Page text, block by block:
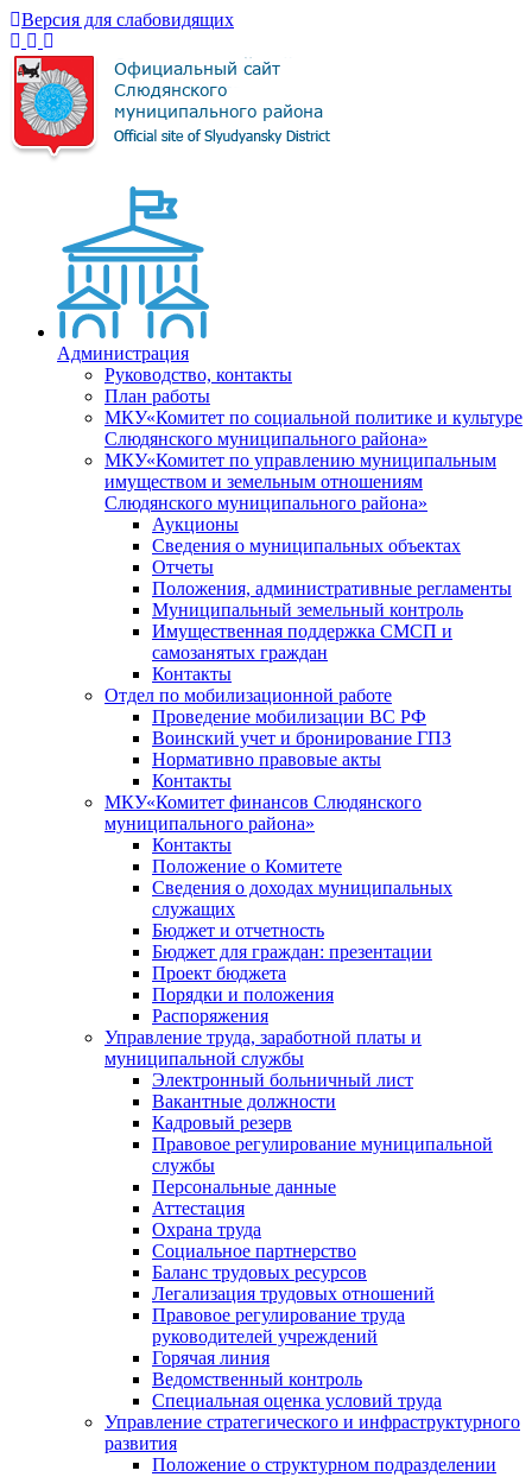
Версия для слабовидящих
Администрация
Руководство, контакты
План работы
МКУ«Комитет по социальной политике и культуре
Слюдянского муниципального района»
МКУ«Комитет по управлению муниципальным
имуществом и земельным отношениям
Слюдянского муниципального района»
Аукционы
Сведения о муниципальных объектах
Отчеты
Положения, административные регламенты
Муниципальный земельный контроль
Имущественная поддержка СМСП и
самозанятых граждан
Контакты
Отдел по мобилизационной работе
Проведение мобилизации ВС РФ
Воинский учет и бронирование ГПЗ
Нормативно правовые акты
Контакты
МКУ«Комитет финансов Слюдянского
муниципального района»
Контакты
Положение о Комитете
Сведения о доходах муниципальных
служащих
Бюджет и отчетность
Бюджет для граждан: презентации
Проект бюджета
Порядки и положения
Распоряжения
Управление труда, заработной платы и
муниципальной службы
Электронный больничный лист
Вакантные должности
Кадровый резерв
Правовое регулирование муниципальной
службы
Персональные данные
Аттестация
Охрана труда
Социальное партнерство
Баланс трудовых ресурсов
Легализация трудовых отношений
Правовое регулирование труда
руководителей учреждений
Горячая линия
Ведомственный контроль
Специальная оценка условий труда
Управление стратегического и инфраструктурного
развития
Положение о структурном подразделении